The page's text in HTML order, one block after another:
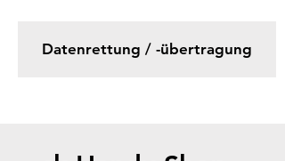
Datenrettung / -übertragung